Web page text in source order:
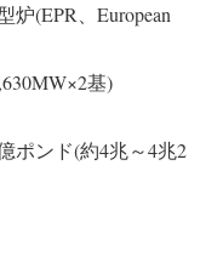
(EPR、European
基)
ンド(約4兆～4兆2